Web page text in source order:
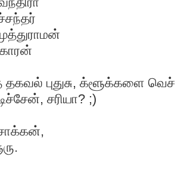
புதுசு, க்ளூக்களை
சரியா? ;)